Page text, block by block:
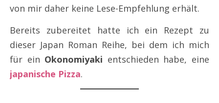
von mir daher keine Lese-Empfehlung erhält.
Bereits zubereitet hatte ich ein Rezept zu
dieser Japan Roman Reihe, bei dem ich mich
für ein Okonomiyaki entschieden habe, eine
japanische Pizza.